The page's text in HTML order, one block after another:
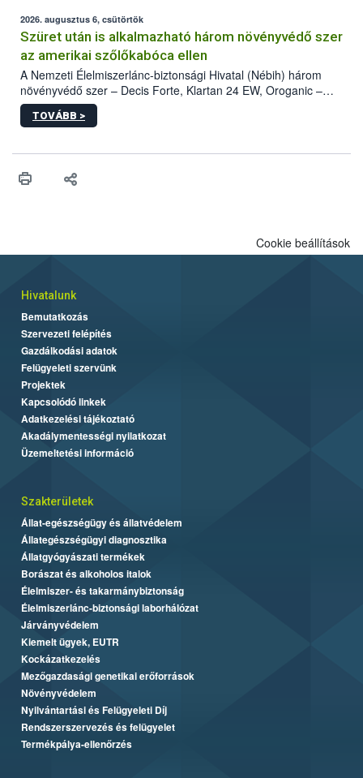
az intenzív felderítést, emellett az intézkedéseket a szlovák
hatósággal is összehangolják a terjedés megállítása érdekében.
2026. augusztus 6, csütörtök
Szüret után is alkalmazható három növényvédő szer
az amerikai szőlőkabóca ellen
A Nemzeti Élelmiszerlánc-biztonsági Hivatal (Nébih) három
növényvédő szer – Decis Forte, Klartan 24 EW, Oroganic –
engedélyokiratát módosította, így azok a szüretet követően,
egészen a vesszőérettség (BBCH 91) stádiumáig
érésű szőlőkben is legyen lehetőség a károsító elleni további
felhasználók számára is elérhető és ökológiai termesztésben is
TOVÁBB >
Cookie beállítások
Hivatalunk
Bemutatkozás
Szervezeti felépítés
Gazdálkodási adatok
Felügyeleti szervünk
Projektek
Kapcsolódó linkek
Adatkezelési tájékoztató
Akadálymentességi nyilatkozat
Üzemeltetési információ
Szakterületek
Állat-egészségügy és állatvédelem
Állategészségügyi diagnosztika
Állatgyógyászati termékek
Borászat és alkoholos italok
Élelmiszer- és takarmánybiztonság
Élelmiszerlánc-biztonsági laborhálózat
Járványvédelem
Kiemelt ügyek, EUTR
Kockázatkezelés
Mezőgazdasági genetikai erőforrások
Növényvédelem
Nyilvántartási és Felügyeleti Díj
Rendszerszervezés és felügyelet
Termékpálya-ellenőrzés